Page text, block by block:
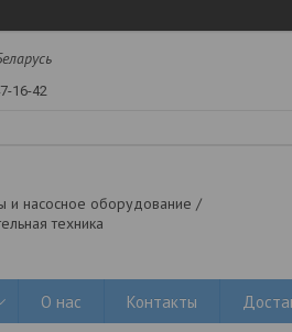
16-42
и насосное оборудование /
техника
О нас Контакты